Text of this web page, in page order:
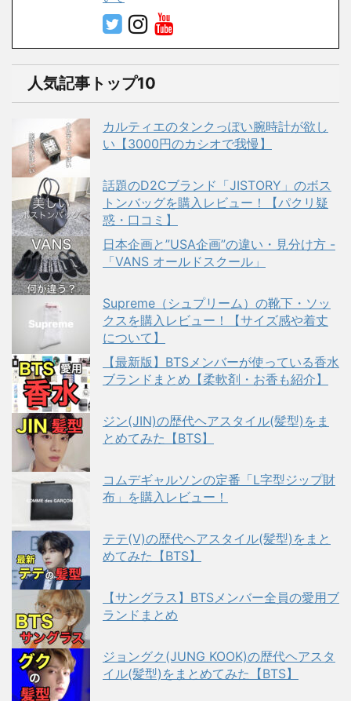
人気記事トップ10
カルティエのタンクっぽい腕時計が欲し
い【3000円のカシオで我慢】
話題のD2Cブランド「JISTORY」のボス
トンバッグを購入レビュー！【パクリ疑
惑・口コミ】
日本企画と”USA企画”の違い・見分け方 -
「VANS オールドスクール」
Supreme（シュプリーム）の靴下・ソッ
クスを購入レビュー！【サイズ感や着丈
について】
【最新版】BTSメンバーが使っている香水
ブランドまとめ【柔軟剤・お香も紹介】
ジン(JIN)の歴代ヘアスタイル(髪型)をま
とめてみた【BTS】
コムデギャルソンの定番「L字型ジップ財
布」を購入レビュー！
テテ(V)の歴代ヘアスタイル(髪型)をまと
めてみた【BTS】
【サングラス】BTSメンバー全員の愛用ブ
ランドまとめ
ジョングク(JUNG KOOK)の歴代ヘアスタ
イル(髪型)をまとめてみた【BTS】